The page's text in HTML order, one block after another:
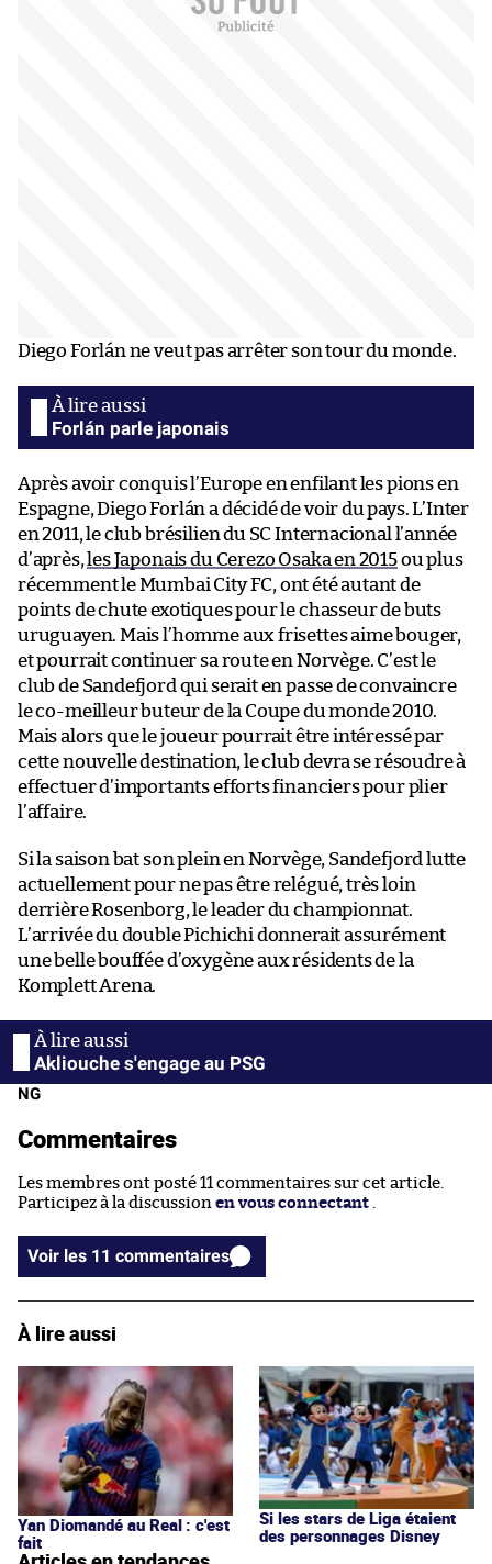
Diego Forlán ne veut pas arrêter son tour du monde.
Forlán parle japonais
Après avoir conquis l’Europe en enfilant les pions en
Espagne, Diego Forlán a décidé de voir du pays. L’Inter
en 2011, le club brésilien du SC Internacional l’année
d’après, les Japonais du Cerezo Osaka en 2015ou plus
récemment le Mumbai City FC, ont été autant de
points de chute exotiques pour le chasseur de buts
uruguayen. Mais l’homme aux frisettes aime bouger,
et pourrait continuer sa route en Norvège. C’est le
club de Sandefjord qui serait en passe de convaincre
le co-meilleur buteur de la Coupe du monde 2010.
Mais alors que le joueur pourrait être intéressé par
cette nouvelle destination, le club devra se résoudre à
effectuer d’importants efforts financiers pour plier
l’affaire.
Si la saison bat son plein en Norvège, Sandefjord lutte
actuellement pour ne pas être relégué, très loin
derrière Rosenborg, le leader du championnat.
L’arrivée du double Pichichi donnerait assurément
une belle bouffée d’oxygène aux résidents de la
Komplett Arena.
Akliouche s'engage au PSG
NG
Commentaires
Les membres ont posté 11 commentaires sur cet article.
Participez à la discussion en vous connectant
Voir les 11 commentaires
À lire aussi
Yan Diomandé au Real : c'est
fait
Si les stars de Liga étaient
des personnages Disney